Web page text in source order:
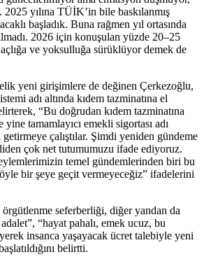
yılına TÜİK’in bile baskılanmış
başladık. Buna rağmen yıl ortasında
2026 için konuşulan yüzde 20–25
ve yoksulluğa sürüklüyor demek de
yeni girişimlere de değinen Çerkezoğlu,
adı altında kıdem tazminatına el
“Bu doğrudan kıdem tazminatına
yine tamamlayıcı emekli sigortası adı
çalıştılar. Şimdi yeniden gündeme
çok net tutumumuzu ifade ediyoruz.
temel gündemlerinden biri bu
bir şeye geçit vermeyeceğiz” ifadelerini
seferberliği, diğer yandan da
“hayat pahalı, emek ucuz, bu
insanca yaşayacak ücret talebiyle yeni
belirtti.